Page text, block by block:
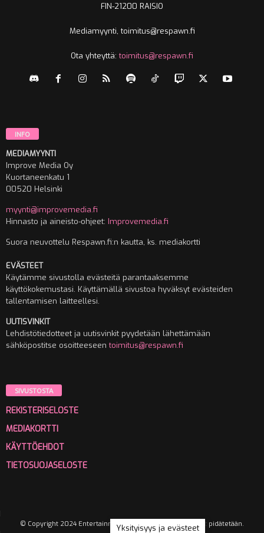
FIN-21200 RAISIO
Mediamyynti, toimitus@respawn.fi
Ota yhteyttä:toimitus@respawn.fi
INFO
MEDIAMYYNTI
Improve Media Oy
Kuortaneenkatu 1
00520 Helsinki
myynti@improvemedia.fi
Hinnasto ja aineisto-ohjeet: Improvemedia.fi
Suora neuvottelu Respawn.fi:n kautta, ks. mediakortti
EVÄSTEET
Käytämme sivustolla evästeitä parantaaksemme
käyttökokemustasi. Käyttämällä sivustoa hyväksyt evästeiden
tallentamisen laitteellesi.
UUTISVINKIT
Lehdistötiedotteet ja uutisvinkit pyydetään lähettämään
sähköpostitse osoitteeseentoimitus@respawn.fi
SIVUSTOSTA
REKISTERISELOSTE
MEDIAKORTTI
KÄYTTÖEHDOT
TIETOSUOJASELOSTE
© Copyright 2024 Entertainment Media Oy. Kaikki oikeudet pidätetään.
Yksityisyys ja evästeet